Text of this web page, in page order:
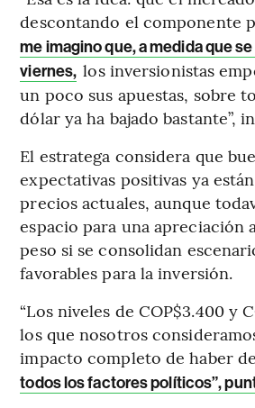
descontando el componente
me imagino que, a medida que
viernes, los inversionistas
un poco sus apuestas, sobre
dólar ya ha bajado bastante”,
El estratega considera que
expectativas positivas ya
precios actuales, aunque
espacio para una apreciación
peso si se consolidan
favorables para la inversión.
“Los niveles de COP$3.400 y
los que nosotros
impacto completo de haber
todos los factores políticos”,